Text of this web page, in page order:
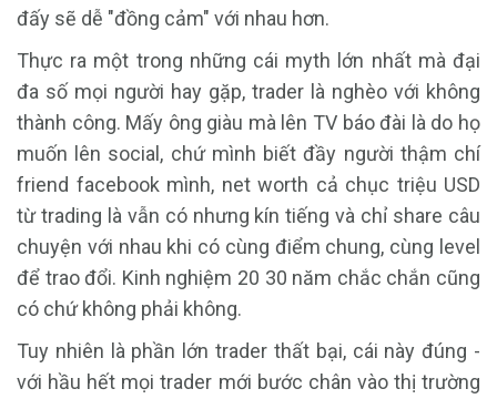
đấy sẽ dễ "đồng cảm" với nhau hơn.
Thực ra một trong những cái myth lớn nhất mà đại
đa số mọi người hay gặp, trader là nghèo với không
thành công. Mấy ông giàu mà lên TV báo đài là do họ
muốn lên social, chứ mình biết đầy người thậm chí
friend facebook mình, net worth cả chục triệu USD
từ trading là vẫn có nhưng kín tiếng và chỉ share câu
chuyện với nhau khi có cùng điểm chung, cùng level
để trao đổi. Kinh nghiệm 20 30 năm chắc chắn cũng
có chứ không phải không.
Tuy nhiên là phần lớn trader thất bại, cái này đúng -
với hầu hết mọi trader mới bước chân vào thị trường